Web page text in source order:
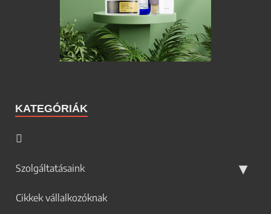
KATEGÓRIÁK
Szolgáltatásaink
Cikkek vállalkozóknak